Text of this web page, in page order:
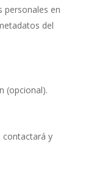
personales en
del
(opcional).
contactará y